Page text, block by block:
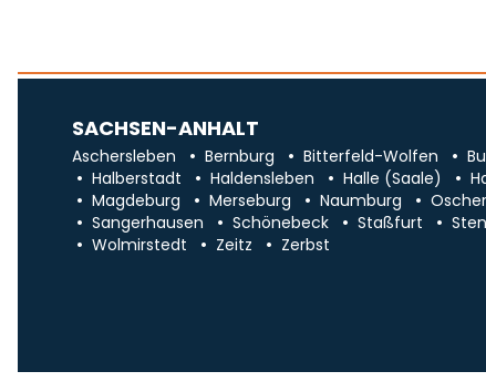
SACHSEN-ANHALT
Aschersleben Bernburg Bitterfeld-Wolfen
Halberstadt
Haldensleben Halle (Saale)
Magdeburg
Merseburg Naumburg
Sangerhausen
Schönebeck Staßfurt
Wolmirstedt
Zeitz Zerbst